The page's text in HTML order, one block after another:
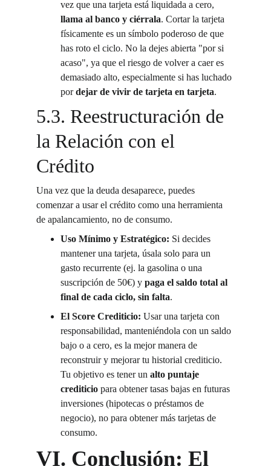
vez que una tarjeta está liquidada a cero,
llama al banco y ciérrala. Cortar la tarjeta
físicamente es un símbolo poderoso de que
has roto el ciclo. No la dejes abierta "por si
acaso", ya que el riesgo de volver a caer es
demasiado alto, especialmente si has luchado
por dejar de vivir de tarjeta en tarjeta.
5.3. Reestructuración de
la Relación con el
Crédito
Una vez que la deuda desaparece, puedes
comenzar a usar el crédito como una herramienta
de apalancamiento, no de consumo.
Uso Mínimo y Estratégico: Si decides
mantener una tarjeta, úsala solo para un
gasto recurrente (ej. la gasolina o una
suscripción de 50€) y paga el saldo total al
final de cada ciclo, sin falta.
El Score Crediticio: Usar una tarjeta con
responsabilidad, manteniéndola con un saldo
bajo o a cero, es la mejor manera de
reconstruir y mejorar tu historial crediticio.
Tu objetivo es tener un alto puntaje
crediticio para obtener tasas bajas en futuras
inversiones (hipotecas o préstamos de
negocio), no para obtener más tarjetas de
consumo.
VI. Conclusión: El